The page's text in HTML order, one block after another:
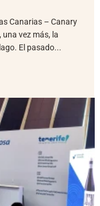
Canarias – Canary
vez más, la
El pasado...